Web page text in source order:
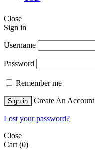
Close
Sign in
Username
Password
Remember me
Sign in Create An Account
Lost your password?
Close
Cart(0)